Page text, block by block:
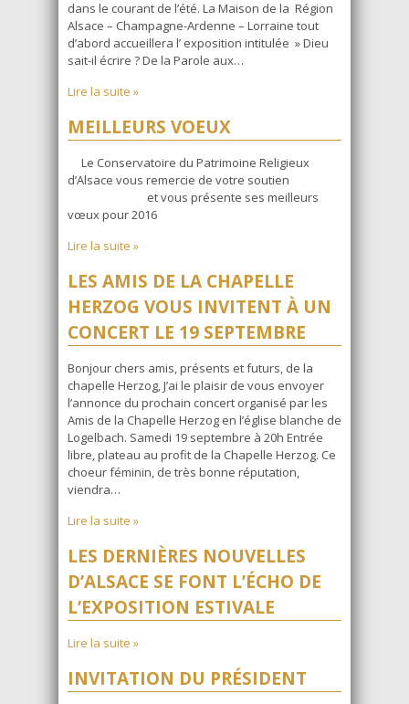
dans le courant de l’été. La Maison de la Région
Alsace – Champagne-Ardenne – Lorraine tout
d’abord accueillera l’ exposition intitulée » Dieu
sait-il écrire ? De la Parole aux…
Lire la suite »
MEILLEURS VOEUX
Le Conservatoire du Patrimoine Religieux
d’Alsace vous remercie de votre soutien
et vous présente ses meilleurs
vœux pour 2016
Lire la suite »
LES AMIS DE LA CHAPELLE
HERZOG VOUS INVITENT À UN
CONCERT LE 19 SEPTEMBRE
Bonjour chers amis, présents et futurs, de la
chapelle Herzog, J’ai le plaisir de vous envoyer
l’annonce du prochain concert organisé par les
Amis de la Chapelle Herzog en l’église blanche de
Logelbach. Samedi 19 septembre à 20h Entrée
libre, plateau au profit de la Chapelle Herzog. Ce
choeur féminin, de très bonne réputation,
viendra…
Lire la suite »
LES DERNIÈRES NOUVELLES
D’ALSACE SE FONT L’ÉCHO DE
L’EXPOSITION ESTIVALE
Lire la suite »
INVITATION DU PRÉSIDENT